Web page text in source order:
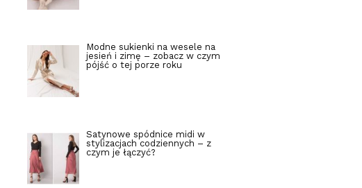
Modne sukienki na wesele na
jesień i zimę – zobacz w czym
pójść o tej porze roku
Satynowe spódnice midi w
stylizacjach codziennych – z
czym je łączyć?